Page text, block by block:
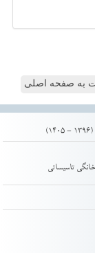
به صفحه اصلی
تاسیساتی